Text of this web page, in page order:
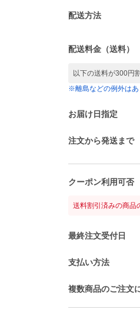
配送方法
配送料金（送料）
以下の送料が300円
※離島などの例外はあ
お届け日指定
注文から発送まで
クーポン利用可否
送料割引済みの商品
最終注文受付日
支払い方法
複数商品のご注文